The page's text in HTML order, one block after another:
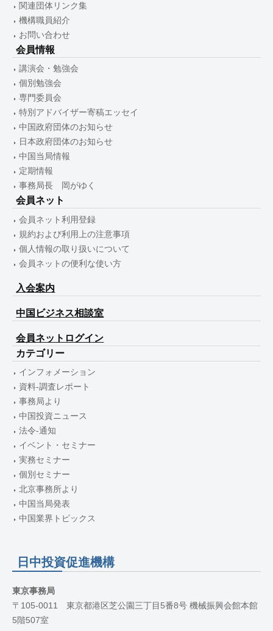
関連団体リンク集
機構職員紹介
お問い合わせ
会員情報
講演会・勉強会
個別勉強会
専門委員会
特別アドバイザー寄稿エッセイ
中国政府団体のお知らせ
日本政府団体のお知らせ
中国当局情報
定期情報
事務局長 岡がゆく
会員ネット
会員ネット利用登録
規約および利用上の注意事項
個人情報の取り扱いについて
会員ネットの便利な使い方
入会案内
中国ビジネス相談室
会員ネットログイン
カテゴリー
インフォメーション
資料-調査レポート
事務局より
中国投資ニュース
法令-通知
イベント・セミナー
実務セミナー
個別セミナー
北京事務所より
中国当局発表
中国業界トピックス
日中投資促進機構
東京事務局
〒105-0011 東京都港区芝公園三丁目5番8号 機械振興会館本館
5階507室